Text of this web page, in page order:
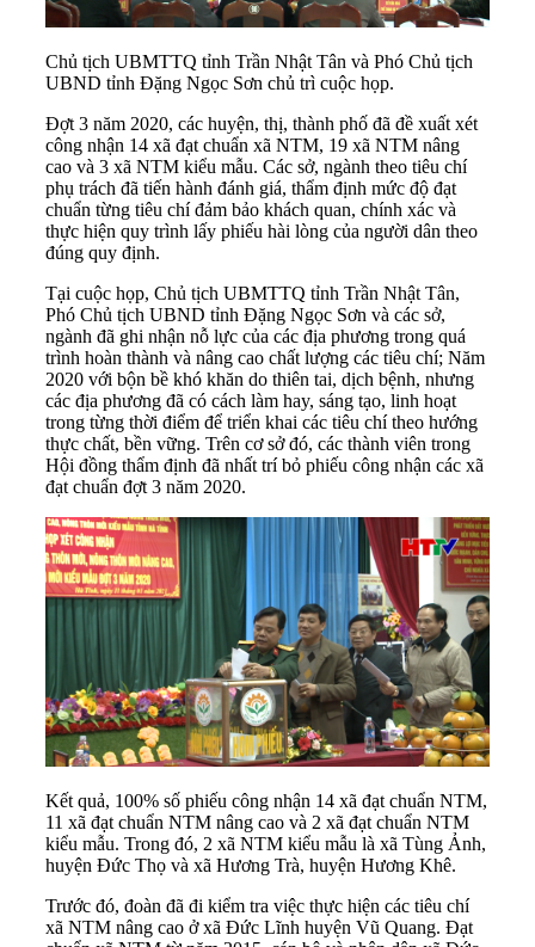
Chủ tịch UBMTTQ tỉnh Trần Nhật Tân và Phó Chủ tịch
UBND tỉnh Đặng Ngọc Sơn chủ trì cuộc họp.
Đợt 3 năm 2020, các huyện, thị, thành phố đã đề xuất xét
công nhận 14 xã đạt chuẩn xã NTM, 19 xã NTM nâng
cao và 3 xã NTM kiểu mẫu. Các sở, ngành theo tiêu chí
phụ trách đã tiến hành đánh giá, thẩm định mức độ đạt
chuẩn từng tiêu chí đảm bảo khách quan, chính xác và
thực hiện quy trình lấy phiếu hài lòng của người dân theo
đúng quy định.
Tại cuộc họp, Chủ tịch UBMTTQ tỉnh Trần Nhật Tân,
Phó Chủ tịch UBND tỉnh Đặng Ngọc Sơn và các sở,
ngành đã ghi nhận nỗ lực của các địa phương trong quá
trình hoàn thành và nâng cao chất lượng các tiêu chí; Năm
2020 với bộn bề khó khăn do thiên tai, dịch bệnh, nhưng
các địa phương đã có cách làm hay, sáng tạo, linh hoạt
trong từng thời điểm để triển khai các tiêu chí theo hướng
thực chất, bền vững. Trên cơ sở đó, các thành viên trong
Hội đồng thẩm định đã nhất trí bỏ phiếu công nhận các xã
đạt chuẩn đợt 3 năm 2020.
Kết quả, 100% số phiếu công nhận 14 xã đạt chuẩn NTM,
11 xã đạt chuẩn NTM nâng cao và 2 xã đạt chuẩn NTM
kiểu mẫu. Trong đó, 2 xã NTM kiểu mẫu là xã Tùng Ảnh,
huyện Đức Thọ và xã Hương Trà, huyện Hương Khê.
Trước đó, đoàn đã đi kiểm tra việc thực hiện các tiêu chí
xã NTM nâng cao ở xã Đức Lĩnh huyện Vũ Quang. Đạt